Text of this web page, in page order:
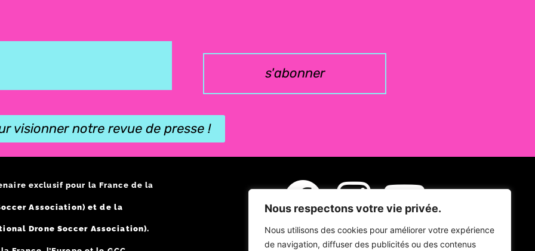
Nous respectons votre vie privée.
Nous utilisons des cookies pour améliorer votre expérience
de navigation, diffuser des publicités ou des contenus
s'abonner
visionner notre revue de presse !
exclusif pour la France de la
Association) et de la
Drone Soccer Association).